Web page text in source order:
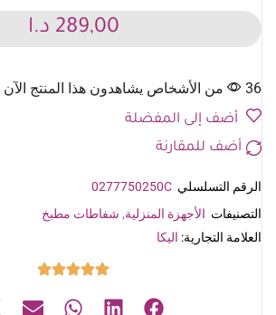
289,00 د.ا
36 من الأشخاص يشاهدون هذا المنتج الآن
أضف إلى المفضلة
أضف للمقارنة
الرقم التسلسلي 0277750250C
التصنيفات الأجهزة المنزلية, شفاطات مطبخ
العلامة التجارية: اليكا